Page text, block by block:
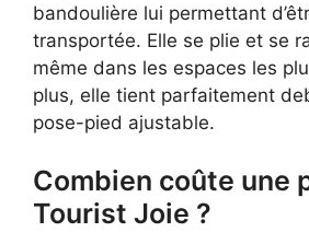
bandoulière lui permettant
transportée. Elle se plie et se
même dans les espaces les
plus, elle tient parfaitement
pose-pied ajustable.
Combien coûte une
Tourist Joie ?